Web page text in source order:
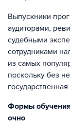
Выпускники
аудиторами,
судебными
сотрудниками
из самых
поскольку без
Формы
очно